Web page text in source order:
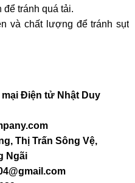
tránh quá tải.
và chất lượng để tránh sụt
Điện tử Nhật Duy
Thị Trấn Sông Vệ,
Ngãi